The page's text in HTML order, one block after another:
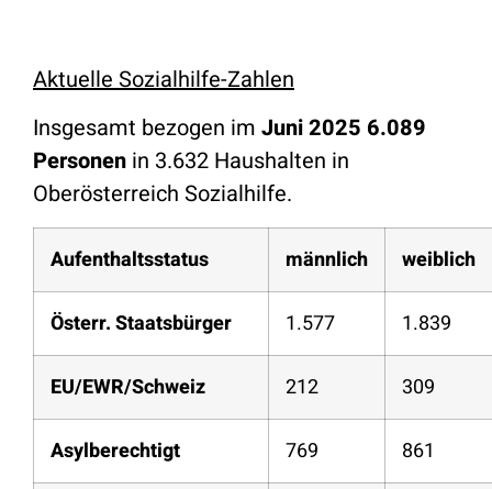
Aktuelle Sozialhilfe-Zahlen
Insgesamt bezogen im Juni 2025 6.089
Personen in 3.632 Haushalten in
Oberösterreich Sozialhilfe.
Aufenthaltsstatus männlich weiblich
Österr. Staatsbürger 1.577 1.839
EU/EWR/Schweiz 212 309
Asylberechtigt 769 861